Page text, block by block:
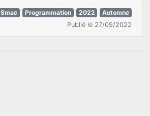
Smac Programmation 2022
Automne
Publié le 27/09/2022